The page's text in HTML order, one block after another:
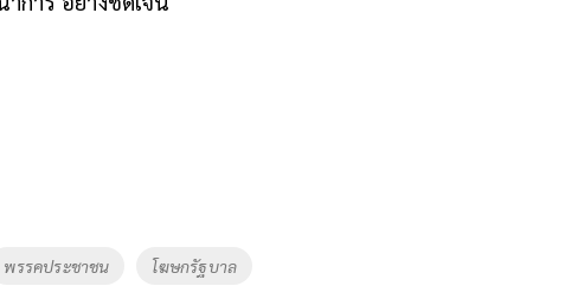
พรรคประชาชน โฆษกรัฐบาล